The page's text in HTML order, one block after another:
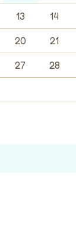
13 14
20 21
27 28